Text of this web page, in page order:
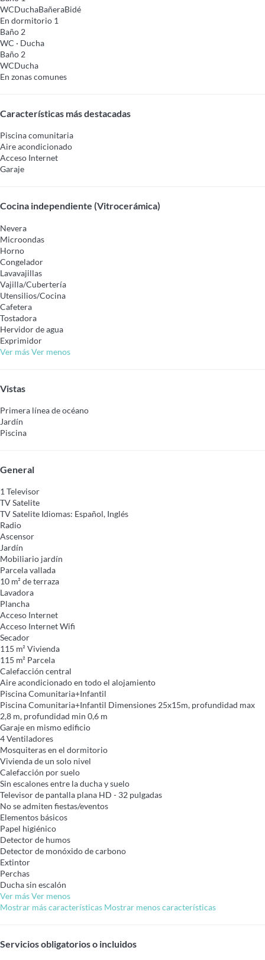
WCDuchaBañeraBidé
En dormitorio 1
Baño 2
WC · Ducha
Baño 2
WCDucha
En zonas comunes
Características más destacadas
Piscina comunitaria
Aire acondicionado
Acceso Internet
Garaje
Cocina independiente (Vitrocerámica)
Nevera
Microondas
Horno
Congelador
Lavavajillas
Vajilla/Cubertería
Utensilios/Cocina
Cafetera
Tostadora
Hervidor de agua
Exprimidor
Ver másVer menos
Vistas
Primera línea de océano
Jardín
Piscina
General
1 Televisor
TV Satelite
TV Satelite Idiomas: Español, Inglés
Radio
Ascensor
Jardín
Mobiliario jardín
Parcela vallada
10 m² de terraza
Lavadora
Plancha
Acceso Internet
Acceso InternetWifi
Secador
115 m² Vivienda
115 m² Parcela
Calefacción central
Aire acondicionado en todo el alojamiento
Piscina Comunitaria+Infantil
Piscina Comunitaria+Infantil Dimensiones 25x15m, profundidad max
2,8 m, profundidad min 0,6 m
Garaje en mismo edificio
4 Ventiladores
Mosquiteras en el dormitorio
Vivienda de un solo nivel
Calefacción por suelo
Sin escalones entre la ducha y suelo
Televisor de pantalla plana HD - 32 pulgadas
No se admiten fiestas/eventos
Elementos básicos
Papel higiénico
Detector de humos
Detector de monóxido de carbono
Extintor
Perchas
Ducha sin escalón
Ver másVer menos
Mostrar más características Mostrar menos características
Servicios obligatorios o incluidos